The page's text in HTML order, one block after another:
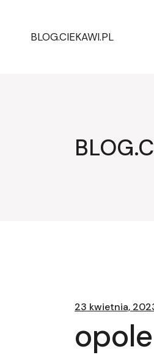
BLOG.CIEKAWI.PL
23 kwietnia,